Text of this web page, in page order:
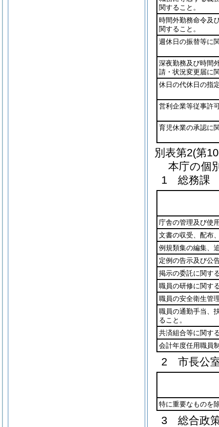
関すること。
時間外勤務命令及
関すること。
週休日の振替等に
深夜勤務及び時間
請・状況変更届に
休日の代休日の指
営利企業等従事許
育児休業の承認に
別表第2(第
本庁の個
1 総務課
庁舎の管理及び使
文書の収受、配布
例規類集の編集、
定例の告示及び公
掲示の委託に関す
職員の研修に関す
職員の安全衛生管
職員の通勤手当、
ること。
共済組合等に関す
会計年度任用職員
2 市長公
特に重要なものを
3 総合政